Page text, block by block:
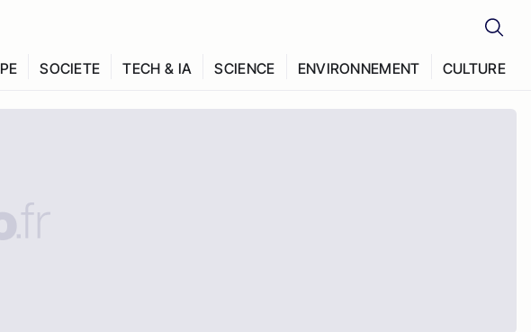
SOCIETE TECH & IA SCIENCE ENVIRONNEMENT CULTURE